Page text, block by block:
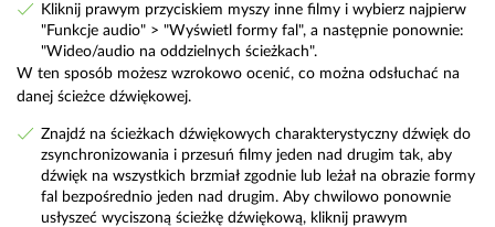
Kliknij prawym przyciskiem myszy inne filmy i wybierz najpierw
"Funkcje audio" > "Wyświetl formy fal", a następnie ponownie:
"Wideo/audio na oddzielnych ścieżkach".
W ten sposób możesz wzrokowo ocenić, co można odsłuchać na
danej ścieżce dźwiękowej.
Znajdź na ścieżkach dźwiękowych charakterystyczny dźwięk do
zsynchronizowania i przesuń filmy jeden nad drugim tak, aby
dźwięk na wszystkich brzmiał zgodnie lub leżał na obrazie formy
fal bezpośrednio jeden nad drugim. Aby chwilowo ponownie
usłyszeć wyciszoną ścieżkę dźwiękową, kliknij prawym